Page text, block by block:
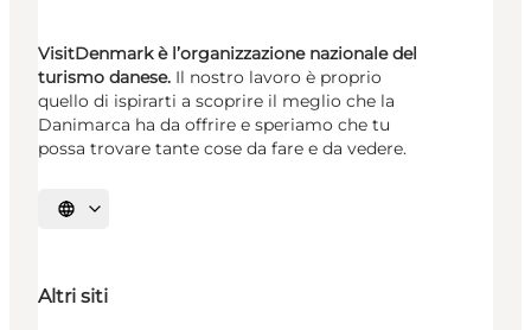
VisitDenmark è l’organizzazione nazionale del
turismo danese. Il nostro lavoro è proprio
quello di ispirarti a scoprire il meglio che la
Danimarca ha da offrire e speriamo che tu
possa trovare tante cose da fare e da vedere.
Seleziona la lingua
Altri siti